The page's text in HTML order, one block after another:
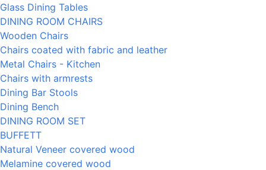
Glass Dining Tables
DINING ROOM CHAIRS
Wooden Chairs
Chairs coated with fabric and leather
Metal Chairs - Kitchen
Chairs with armrests
Dining Bar Stools
Dining Bench
DINING ROOM SET
BUFFETT
Natural Veneer covered wood
Melamine covered wood